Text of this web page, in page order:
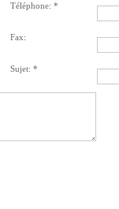
Téléphone: *
Fax:
Sujet: *